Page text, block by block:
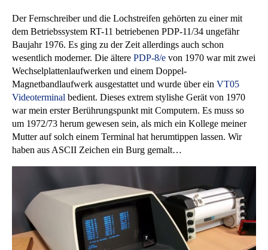
Der Fernschreiber und die Lochstreifen gehörten zu einer mit
dem Betriebssystem RT-11 betriebenen PDP-11/34 ungefähr
Baujahr 1976. Es ging zu der Zeit allerdings auch schon
wesentlich moderner. Die ältere PDP-8/e von 1970 war mit zwei
Wechselplattenlaufwerken und einem Doppel-
Magnetbandlaufwerk ausgestattet und wurde über ein VT05
Videoterminal bedient. Dieses extrem stylishe Gerät von 1970
war mein erster Berührungspunkt mit Computern. Es muss so
um 1972/73 herum gewesen sein, als mich ein Kollege meiner
Mutter auf solch einem Terminal hat herumtippen lassen. Wir
haben aus ASCII Zeichen ein Burg gemalt…